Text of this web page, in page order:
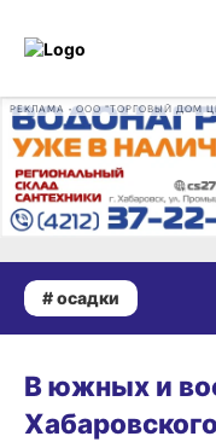
# осадки
В южных и